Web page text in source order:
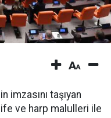
taşıyan
ve harp malulleri ile